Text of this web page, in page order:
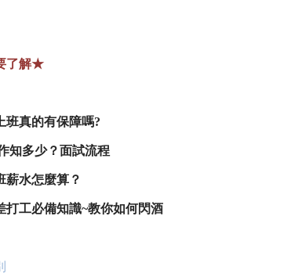
了解★
真的有保障嗎?
知多少？面試流程
水怎麼算？
工必備知識~教你如何閃酒